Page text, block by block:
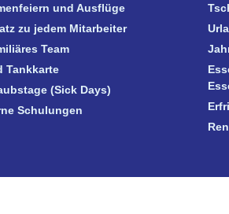
und Ausflüge
zu jedem Mitarbeiter
Team
Tankkarte
(Sick Days)
Schulungen